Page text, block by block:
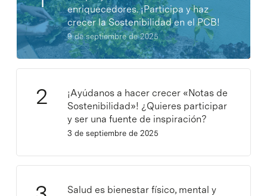
enriquecedores. ¡Participa y haz
crecer la Sostenibilidad en el PCB!
9 de septiembre de 2025
¡Ayúdanos a hacer crecer «Notas de
Sostenibilidad»! ¿Quieres participar
y ser una fuente de inspiración?
3 de septiembre de 2025
Salud es bienestar físico, mental y